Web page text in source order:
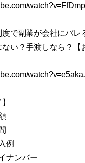
度で副業が会社にバレ
い？手渡しなら？【
例
ナンバー